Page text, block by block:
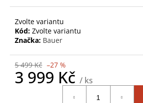
Zvolte variantu
Kód: Zvolte variantu
Značka: Bauer
5 499 Kč –27 %
3 999 Kč / ks
r
u
u
e
m
e